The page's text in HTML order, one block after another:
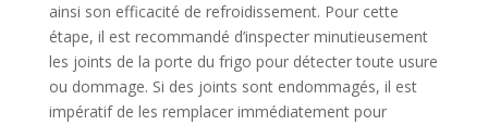
ainsi son efficacité de refroidissement. Pour cette
étape, il est recommandé d’inspecter minutieusement
les joints de la porte du frigo pour détecter toute usure
ou dommage. Si des joints sont endommagés, il est
impératif de les remplacer immédiatement pour